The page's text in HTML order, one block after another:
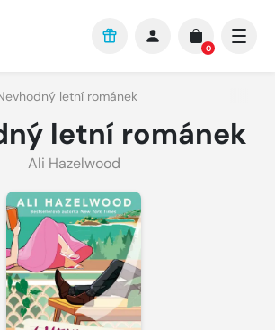
0
letní románek
letní románek
Ali Hazelwood